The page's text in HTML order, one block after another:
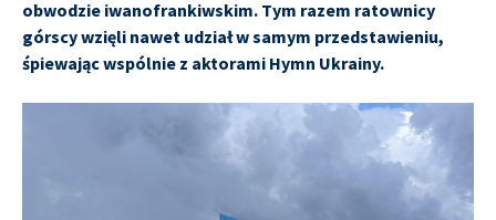
obwodzie iwanofrankiwskim. Tym razem ratownicy
górscy wzięli nawet udział w samym przedstawieniu,
śpiewając wspólnie z aktorami Hymn Ukrainy.